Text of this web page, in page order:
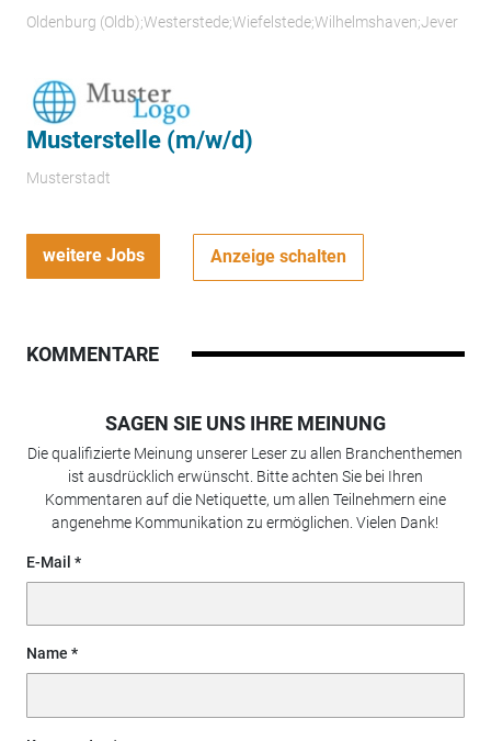
Oldenburg (Oldb);Westerstede;Wiefelstede;Wilhelmshaven;Jever
Musterstelle (m/w/d)
Musterstadt
weitere Jobs Anzeige schalten
KOMMENTARE
SAGEN SIE UNS IHRE MEINUNG
Die qualifizierte Meinung unserer Leser zu allen Branchenthemen
ist ausdrücklich erwünscht. Bitte achten Sie bei Ihren
Kommentaren auf die Netiquette, um allen Teilnehmern eine
angenehme Kommunikation zu ermöglichen. Vielen Dank!
E-Mail
Name